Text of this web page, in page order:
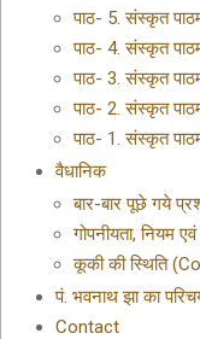
पाठ- 5. संस्कृत
पाठ- 4. संस्कृत
पाठ- 3. संस्कृत
पाठ- 2. संस्कृत
पाठ- 1. संस्कृत
वैधानिक
बार-बार पूछे गये
गोपनीयता, नियम
कूकी की स्थिति
पं. भवनाथ झा का
Contact